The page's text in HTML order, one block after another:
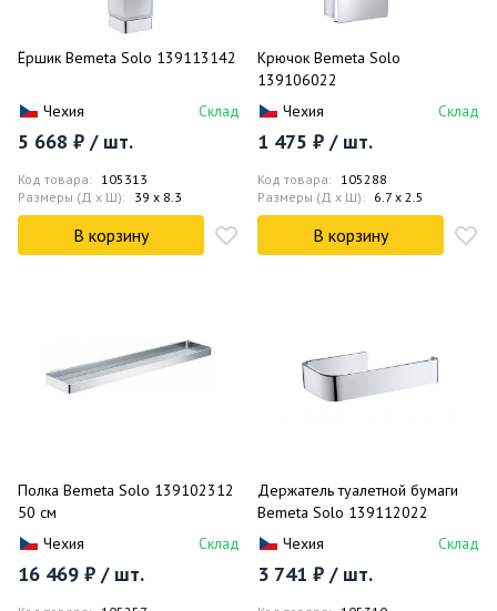
Ёршик Bemeta Solo 139113142
Чехия Склад
5 668 ₽ / шт.
Код товара: 105313
Размеры (Д x Ш): 39 x 8.3
В корзину
Крючок Bemeta Solo
139106022
Чехия
Склад
1 475 ₽ / шт.
Код товара: 105288
Размеры (Д x Ш): 6.7 x 2.5
В корзину
Полка Bemeta Solo 139102312
50 см
Чехия
Склад
16 469 ₽ / шт.
Держатель туалетной бумаги
Bemeta Solo 139112022
Чехия
Склад
3 741 ₽ / шт.